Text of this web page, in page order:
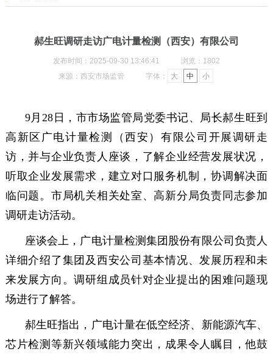
郝生旺调研走访广电计量检测（西安）有限公司
发布时间：2025-09-30 13:46:41
浏览：1802
来源：西安市场监管
字体： 大 中 小
9月28日，市市场监管局党委书记、局长郝生旺到
高新区广电计量检测（西安）有限公司开展调研走
访，并与企业负责人座谈，了解企业经营发展状况，
听取企业发展需求，建立对口服务机制，协调解决面
临问题。市局机关相关处室、高新分局负责同志参加
调研走访活动。
座谈会上，广电计量检测集团股份有限公司负责人
详细介绍了集团及西安公司基本情况、发展历程和未
来发展方向。调研组成员针对企业提出的困难问题现
场进行了解答。
郝生旺指出，广电计量在低空经济、新能源汽车、
芯片检测等新兴领域能力突出，成果令人瞩目，他鼓